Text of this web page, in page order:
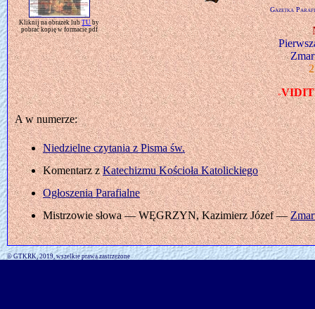
Kliknij na obrazek lubTUby
pobrać kopię w formacie pdf
Gazetka
»
A w numerze:
Niedzielne czytania z Pisma św.
Komentarz zKatechizmu Kościoła Katolickiego
Ogłoszenia Parafialne
Mistrzowie słowa — WĘGRZYN, Kazimierz Józef —
© GTKRK, 2019, wszelkie prawa zastrzeżone